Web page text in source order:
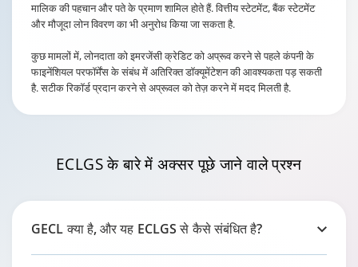
मालिक की पहचान और पते के प्रमाण शामिल होते हैं. वित्तीय स्टेटमेंट, बैंक स्टेटमेंट
और मौजूदा लोन विवरण का भी अनुरोध किया जा सकता है.
कुछ मामलों में, लोनदाता को इमरजेंसी क्रेडिट को अप्रूव करने से पहले कंपनी के
फाइनेंशियल परफॉर्मेंस के संबंध में अतिरिक्त डॉक्यूमेंटेशन की आवश्यकता पड़ सकती
है. सटीक रिकॉर्ड प्रदान करने से अप्रूवल को तेज़ करने में मदद मिलती है.
ECLGS के बारे में अक्सर पूछे जाने वालेप्रश्न
GECL क्या है, और यह ECLGS से कैसे संबंधित है?